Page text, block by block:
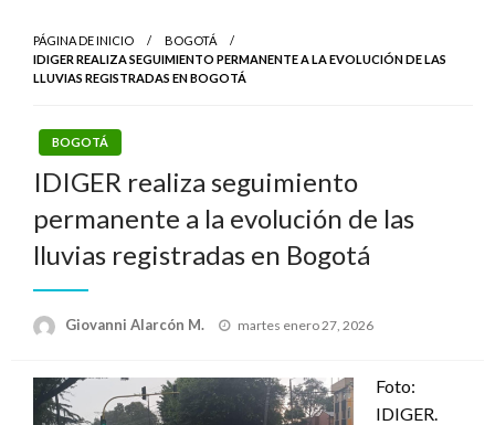
PÁGINA DE INICIO
BOGOTÁ
IDIGER REALIZA SEGUIMIENTO PERMANENTE A LA EVOLUCIÓN DE LAS
LLUVIAS REGISTRADAS EN BOGOTÁ
BOGOTÁ
IDIGER realiza seguimiento
permanente a la evolución de las
lluvias registradas en Bogotá
Giovanni Alarcón M.
Publicado
martes enero 27, 2026
Foto:
IDIGER.